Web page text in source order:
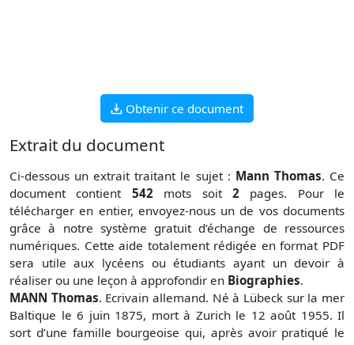
Obtenir ce document
Extrait du document
Ci-dessous un extrait traitant le sujet : Mann Thomas. Ce
document contient 542mots soit 2pages. Pour le
télécharger en entier, envoyez-nous un de vos documents
grâce à notre système gratuit d’échange de ressources
numériques. Cette aide totalement rédigée en format PDF
sera utile aux lycéens ou étudiants ayant un devoir à
réaliser ou une leçon à approfondir en Biographies.
MANN Thomas. Ecrivain allemand. Né à Lübeck sur la mer Baltique le 6 juin 1875, mort à Zurich le 12 août 1955. Il sort d’une famille bourgeoise qui, après avoir pratiqué le négoce et participe au gouvernement de la cité hanséatique, a donné à l’Allemagne un autre romancier important, son frère Heinrich (1871-1950). Le talent littéraire s’est conservé chez les enfants de Thomas Mann : presque tous, notamment Klaus (1906-1949) et Erika (née en 1905), se sont fait connaître par leurs écrits. Au point de vue racial, la famille est d’origine allemande, mais avec un apport de sang portugais et brésilien par la mère, Julia da Silva-Bruhns. A Lübeck, où il fut au lycée un élève médiocre, Thomas Mann n’a passé que les dix-huit premières années de sa vie. Son père étant mort prématurément, la veuve se fixa avec ses cinq enfants à Munich (1893). C’est dans cette capitale intellectuelle et artistique que le jeune homme compléta ses études, travailla un certain temps dans une compagnie d’assurances et écrivit ses premières nouvelles. Durant un séjour en Italie, de 1897 à 1898, il entreprit son premier grand roman, Les Buddenbrooks qui parut vers la fin de 1901 chez S. Fischer à Berlin. Entre-temps, et après un service militaire écourté, il s’était installé définitivement à Munich où, par son mariage avec Katia Pringsheim, il entra en 1905 dans une des premières familles de la ville. Sa réputation littéraire s’était rapidement affirmée, mais la guerre de 1914-18 marqua un point d’arrêt dans sa brillante ascension. Thomas Mann, prenant le parti de l’Allemagne impériale, se jeta dans la mêlée intellectuelle qui doublait celle des champs de bataille. Cependant, dès la fin des hostilités, il revint à son activité littéraire qui lui valut, à partir de La Montagne magique (1924), la grande notoriété internationale et, en 1929, a l’âge de cinquante-quatre ans, la consécration du Prix Nobel. Une nouvelle catastrophe historique, le triomphe de l’hitlérisme suivi de la Deuxième Guerre mondiale, troubla encore une fois l’exercice de sa vocation, mais il réussit à mener de front le combat politique et le développement de son œuvre. Pourtant dès 1933, il avait quitté Munich pour l’exil : il vécut quelques mois en France, puis cinq ans à Küssnacht en Suisse (1933-38), avant de s’établir aux États-Unis, d’abord à Princeton dans le New Jersey et ensuite à Pacific Palisades en Californie où il résida de 1940 à 1952. Il revint alors en Europe et choisit, pour y terminer ses jours, la région de Zurich qui lui offrit une nouvelle fois un milieu intellectuel et humain propice. La vie spirituelle de Thomas Mann n’avait cessé de s’épanouir depuis ses origines. Enfant, il vécut dans une famille adonnée aux affaires, mais cultivée. L’école ne sut pas accrocher ce garçon supérieurement doué. C’est dans des lectures nombreuses et diverses que son jeune esprit trouvait de quoi alimenter ses facultés réceptives et stimuler son instinct créateur. Mais, dès l'abord, il ne se borna ni à la littérature proprement dite ni aux seules lettres allemandes. Avec Wagner, il entre dans le monde de la musique et de la mythologie, Nietzsche et Schopenhauer lui ouvrent le domaine de la pensée métaphysique. Les nouvelles et les romans qu’il lit avec passion appartiennent aux langues européennes qui comptent sur ce plan : le russe, l’anglais et le français. Les études qu’il entreprend de son propre chef débordent le cadre littéraire : l’histoire et l’économie politique y jouent un rôle particulier. Le monde extérieur et le milieu social dans lequel il vit s Incorporent spontanément à la trame de ses récits. Les données de l’observation déclenchent le travail de l’imagination. Mais c’est surtout dans son expérience intérieure que s’enracine la vie de ses héros. Sans qu’il y ait jamais identité complète entre l’écrivain et ses personnages, ceux-ci lui sont toujours apparentés, encore qu’il serait difficile de dire dans quelle mesure exacte. L’expérience personnelle du romancier se trouve étayée, élargie et intensifiée par tout ce que la conscience collective contemporaine a élaboré en fait de connaissances vitales. La psychologie, au centre de sa curiosité littéraire, s’entoure des principales sciences qui concernent directement l’homme et la vie : médecine, biologie, paléontologie, astronomie, sociologie, théologie et métaphysique. La musique tient une place primordiale dans l’univers de Thomas Mann. Mais le romancier-philosophe ne se borne pas à explorer et à décrire la condition humaine. Par ses œuvres autant que par ses actes, il participe à l’effort de l'humanité pour améliorer cette condition. C’est ainsi que s’expliquent ses grandes prises de position sur le plan politique qui sont inséparables de l’ensemble de sa spiritualité. Inscrite dans un horizon intellectuel et moral très étendu, animée du besoin non seulement d’interpréter le monde mais de le transformer, l’œuvre de Thomas Mann ne peut présenter qu’une structure complexe. Une deuxième et même une troisième lecture s’imposent pour la plupart de ses livres. Les nouvelles sont relativement simples, mais déjà elles offrent des chapitres assez ardus. Des romans, seuls Les Buddenbrooks répondent à la définition classique du genre. Dès La Montagne magique, le cadre narratif traditionnel est rompu par des considérations, des discussions et des développements de toute nature : esthétiques, scientifiques, politiques, philosophiques. C’est d’ailleurs un phénomène qui se retrouve chez la plupart des grands romanciers du XXe siècle. Mais Thomas Mann y ajoute, en marge de la création littéraire proprement dite, une importante activité critique qui se traduit par de nombreux essais sur les différents écrivains dont il tire son inspiration ou qui lui servent de modèle. Tous ces discours et articles sur Schiller, Goethe, Nietzsche, Schopenhauer, Wagner, Tolstoï, Dostoïevsky, Tchékov, Lessing, Kleist, Platen, Storm, Fontane, Freud, Gide et beaucoup d’autres, font partie intégrante de son œuvre et ne doivent pas être regardés comme des sous-produits. Le penseur qui double le romancier y trouve sa forme d’expression adéquate. De même, les différents écrits politiques ont une valeur intrinsèque : celui qui, dans la lutte pour la civilisation, prend parti contre l’esprit totalitaire n’est pas différent de l'auteur de Tonio Krôger et du Docteur Faustus , et il le fait dans le même esprit humaniste qui anime ses nouvelles et ses romans. Cette merveilleuse unité de l’écrivain et de l’homme d’action fait de Thomas Mann une des grandes personnalités complètes de notre temps. Elle justifie l’intérêt qu’il s’est porté à lui-même dans les nombreux fragments autobiographiques où il explique sa vie et son œuvre. Dans l’évolution spirituelle de Thomas Mann on peut distinguer quatre périodes. La première s’inscrirait entre son arrivée à Munich en 1893 et La Mort à Venise (1912). Elle marque l’épanouissement de son talent littéraire et l’élaboration d’une psychologie de l’artiste qui lui est très particulière. La toute première de ses nouvelles, La Femme tombée [Gefallen, 1894], est publiée par la revue naturaliste et socialiste Die Gesellschaft [La Société]. En 1897 suit un recueil de plusieurs nouvelles qui contient notamment Le Petit Monsieur Friedemann et Tobias Mindernickel. L’écrivain est déjà en possession de sa maîtrise formelle et de son univers original. La vie nous y apparaît comme une lutte dans laquelle les faibles sont écrasés. Voilà pourquoi la qualité décisive pour l’homme est la force de sa conscience de soi et de sa confiance en soi. Or, la plupart des personnages du jeune Thomas Mann manquent d’assurance dans leurs rapports sociaux et, en tant qu'individus, ils sont déçus par l’existence et atteints dans leur vouloir-vivre. Leur philosophie est pessimiste. C’est exactement ce que Nietzsche a appelé la décadence, et c’est ce concept qui forme la base des Buddenbrooks (1901), l’histoire du « déclin d’une famille ». Ce roman réaliste, œuvre connue et populaire dans le monde entier, constitue en même temps un vaste tableau historique de l’Allemagne du XIXe siècle. La musique y joue un grand rôle et la doctrine de Schopenhauer y fait une apparition massive. Tristan (1903), construit en partie sur le drame correspondant de Wagner, réunit la passion de la musique et l’intérêt pour la maladie. Avec Tonio Kröger (1903), Thomas Mann crée le prototype de l’artiste moderne enfermé dans son optique littéraire et séparé de la vie. Par cette conception où il rejoint, sans les connaître, des témoignages analogues de Kierkegaard et de Maupassant, l’auteur gagne la sympathie de la jeunesse intellectualiste. Florence (1905), drame philosophique à la manière de Gobineau, illustre l’idée nietzschéenne que l’ascétisme chrétien est la forme particulière que prend chez les faibles la volonté de puissance. Heure difficile (1905) est un hommage à Schiller qui incarne l’héroïsme de la faiblesse. Altesse Royale (1909), roman méconnu, dénote un effort pour ramener à la condition humaine normale des personnages solitaires et malheureux. Mais La Mort à Venise (1912) nous replonge dans la psychologie complexe et le destin tragique de l’artiste qui succombe finalement à l’attirance de la mort. L’art, dans cette toute première perspective, apparaît comme une fonction destructrice de la vie. La deuxième période de développement va de 1912 à 1930. Elle consacre l’entrée effective de l’écrivain dans la vie politique et sociale. Une crise latente le travaillait depuis Altesse Royale. Intérieurement mécontent de son rôle de « chroniqueur de la décadence » et « d’amateur du pathologique et de la mort », il cherchait à se renouveler. Mais le roman réaliste entrepris à cette époque, Les Confessions du chevalier d’industrie Félix Krull , n’aboutit pas, les travaux préparatoires en vue d’un roman historique sur Frédéric II tournent court. La crise éclate avec la guerre de 1914. Thomas Mann, surpris par les événements, s’y engage à fond, mais à contresens de l'Histoire et en